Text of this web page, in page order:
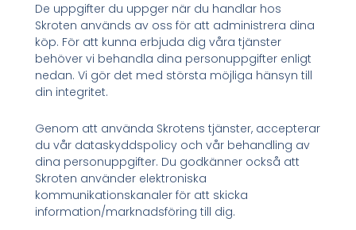
De uppgifter du uppger när du handlar hos
Skroten används av oss för att administrera dina
köp. För att kunna erbjuda dig våra tjänster
behöver vi behandla dina personuppgifter enligt
nedan. Vi gör det med största möjliga hänsyn till
din integritet.
Genom att använda Skrotens tjänster, accepterar
du vår dataskyddspolicy och vår behandling av
dina personuppgifter. Du godkänner också att
Skroten använder elektroniska
kommunikationskanaler för att skicka
information/marknadsföring till dig.